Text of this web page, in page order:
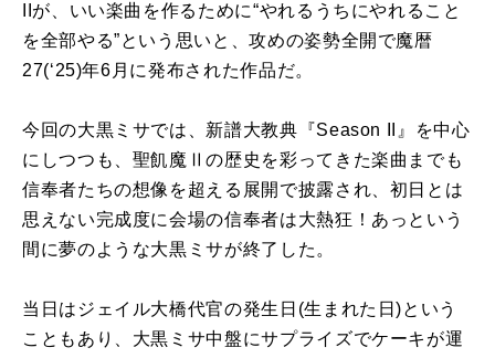
IIが、いい楽曲を作るために“やれるうちにやれること
を全部やる”という思いと、攻めの姿勢全開で魔暦
27(‘25)年6月に発布された作品だ。
今回の大黒ミサでは、新譜大教典『Season II』を中心
にしつつも、聖飢魔Ⅱの歴史を彩ってきた楽曲までも
信奉者たちの想像を超える展開で披露され、初日とは
思えない完成度に会場の信奉者は大熱狂！あっという
間に夢のような大黒ミサが終了した。
当日はジェイル大橋代官の発生日(生まれた日)という
こともあり、大黒ミサ中盤にサプライズでケーキが運